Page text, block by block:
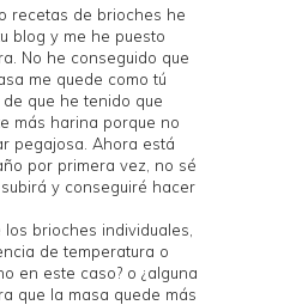
recetas de brioches he
blog y me he puesto
No he conseguido que
me quede como tú
que he tenido que
más harina porque no
pegajosa. Ahora está
por primera vez, no sé
y conseguiré hacer
los brioches individuales,
de temperatura o
en este caso? o ¿alguna
que la masa quede más